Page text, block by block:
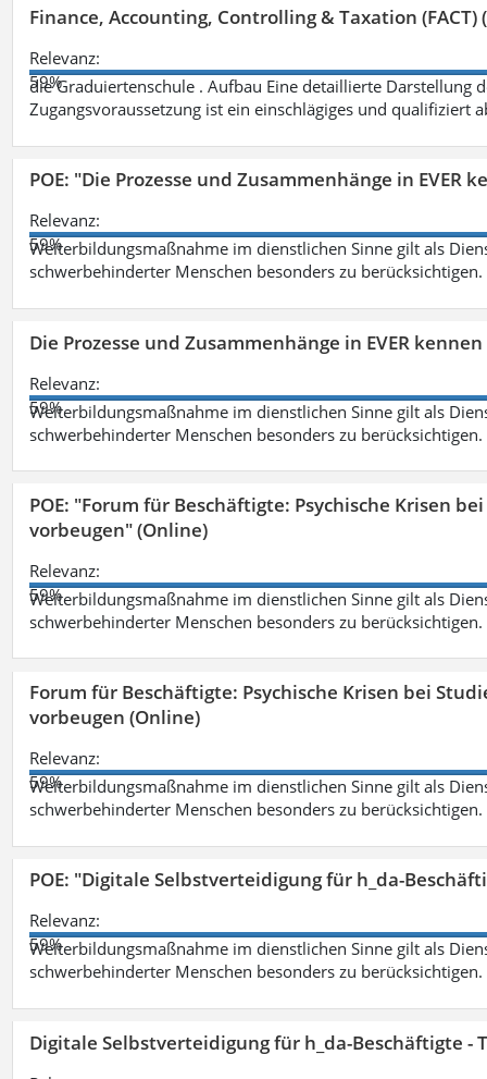
Finance, Accounting, Controlling & Taxation (FACT)
Relevanz:
59%
die Graduiertenschule . Aufbau Eine detaillierte Darstellung
Zugangsvoraussetzung ist ein einschlägiges und qualifiziert
POE: "Die Prozesse und Zusammenhänge in EVER
Relevanz:
59%
Weiterbildungsmaßnahme im dienstlichen Sinne gilt als
schwerbehinderter Menschen besonders zu berücksichtigen.
Die Prozesse und Zusammenhänge in EVER
Relevanz:
59%
Weiterbildungsmaßnahme im dienstlichen Sinne gilt als
schwerbehinderter Menschen besonders zu berücksichtigen.
POE: "Forum für Beschäftigte: Psychische Krisen
vorbeugen" (Online)
Relevanz:
59%
Weiterbildungsmaßnahme im dienstlichen Sinne gilt als
schwerbehinderter Menschen besonders zu berücksichtigen.
Forum für Beschäftigte: Psychische Krisen bei
vorbeugen (Online)
Relevanz:
59%
Weiterbildungsmaßnahme im dienstlichen Sinne gilt als
schwerbehinderter Menschen besonders zu berücksichtigen.
POE: "Digitale Selbstverteidigung für h_da-
Relevanz:
59%
Weiterbildungsmaßnahme im dienstlichen Sinne gilt als
schwerbehinderter Menschen besonders zu berücksichtigen.
Digitale Selbstverteidigung für h_da-Beschäftigte -